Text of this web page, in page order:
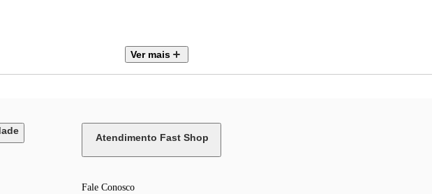
Ver mais
Atendimento Fast Shop
Fale Conosco